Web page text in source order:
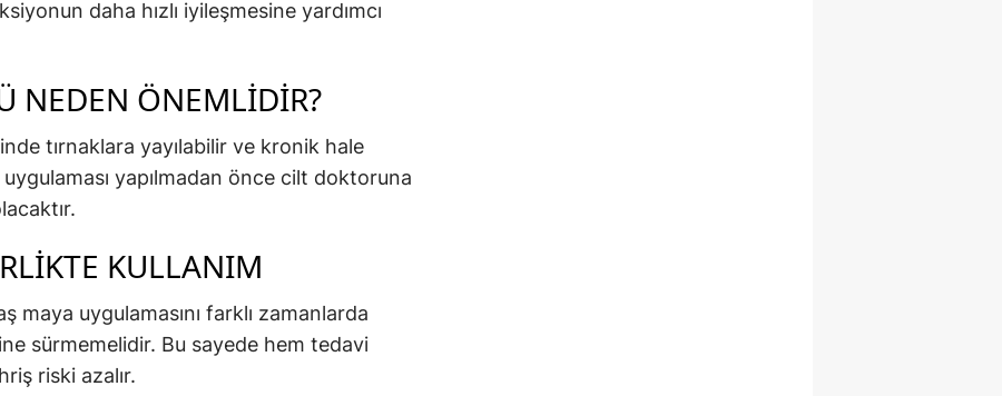
daha hızlı iyileşmesine yardımcı
NEDEN ÖNEMLIDIR?
tırnaklara yayılabilir ve kronik hale
yapılmadan önce cilt doktoruna
KULLANIM
maya uygulamasını farklı zamanlarda
sürmemelidir. Bu sayede hem tedavi
riski azalır.